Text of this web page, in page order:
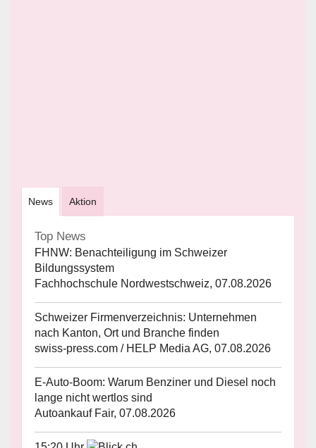
News Aktion
Top News
FHNW: Benachteiligung im Schweizer
Bildungssystem
Fachhochschule Nordwestschweiz, 07.08.2026
Schweizer Firmenverzeichnis: Unternehmen
nach Kanton, Ort und Branche finden
swiss-press.com / HELP Media AG, 07.08.2026
E-Auto-Boom: Warum Benziner und Diesel noch
lange nicht wertlos sind
Autoankauf Fair, 07.08.2026